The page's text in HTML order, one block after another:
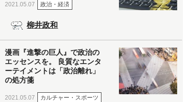
2021.05.07 政治・経済
柳井政和
漫画『進撃の巨人』で政治の
エッセンスを。 良質なエンタ
ーテイメントは「政治離れ」
の処方箋
2021.05.07 カルチャー・スポーツ